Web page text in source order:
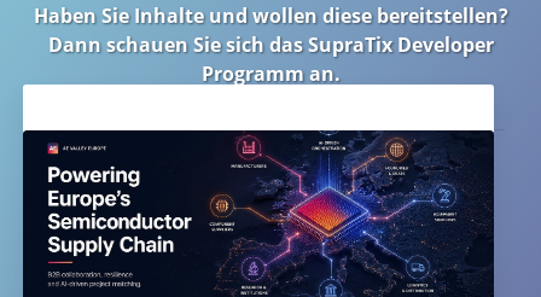
Haben Sie Inhalte und wollen diese bereitstellen?
Dann schauen Sie sich dasSupraTix Developer
Programman.